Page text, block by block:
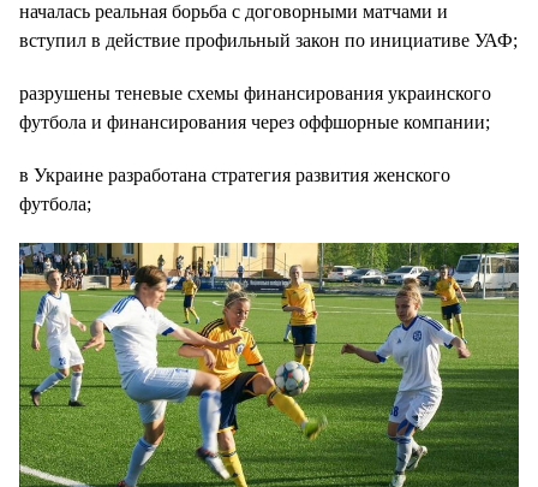
началась реальная борьба с договорными матчами и
вступил в действие профильный закон по инициативе УАФ;
разрушены теневые схемы финансирования украинского
футбола и финансирования через оффшорные компании;
в Украине разработана стратегия развития женского
футбола;